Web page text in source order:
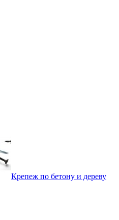
Крепеж по бетону и дереву